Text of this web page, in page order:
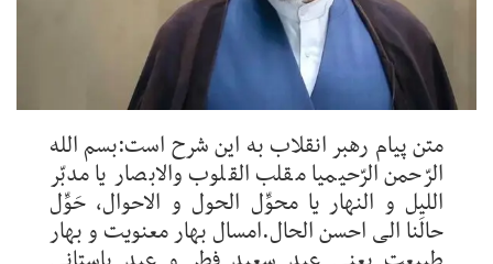
متن پیام رهبر انقلاب به این شرح است:بسم الله الرّحمن الرّحیمیا مقلب القلوب والابصار یا مدبّر اللیل و النهار یا محوِّل الحول و الاحوال، حَوِّل حالَنا الی احسن الحال.امسال بهار معنویت و بهار طبیعت یعنی عید سعید فطر و عید باستانی نوروز با یکدیگر تقارن پیدا کرده که این دو عید مذهبی و ملی را به یکایک آحاد ملت تبریک میگویم و خصوص عید سعید فطر را به همه مسلمین جهان تهنیت میگویم. همچنین لازم است بمناسبت پیروزیهای چشمگیر رزمندگان اسلام به همگان تبریک عرض کنم و به همه خانواده‌ها و بازماندگان شهدای والامقام جنگ تحمیلی دوم و کودتای دی‌ ماه و جنگ تحمیلی سوم و شهداء امنیت و مرزبانی و سربازان گمنام شهید، مراتب تسلیت و همدردی خود را ابراز نمایم.بمناسبت فرارسیدن سال شمسی ۱۴۰۵ عرائضی دارم که ذیلاً مطرح می‌نمایم.ابتدائاً مروری مختصر بر بعض وقایع مهم سال گذشته خواهم داشت. در سال گذشته مردم عزیز ما سه جنگ نظامی، امنیتی را تجربه کردند. جنگ اول، جنگ خرداد ماه بود که دشمن صهیونی با کمک خاص آمریکا و در بین مذاکرات، با تهاجمی ناجوانمردانه بعضی از بهترین سرداران و دانشمندان برجسته کشور و در ادامه حدود ۱۰۰۰ نفر از هموطنان ما را به شهادت رسانید. دشمن بخاطر اشتباه فاحش محاسباتی گمان میکرد که بعد از یک یا دو روز، این مردم خواهند بود که نظام اسلامی را سرنگون میسازند. ولی با هوشیاری شما مردم و رشادتهای بی‌نظیر رزمندگان اسلام و فداکاریهای فراوان، خیلی زود آثار بیچارگی و مَسکنَت در او ظاهر شد و با واسطه‌تراشی و اقدام به ترک مخاصمه، بنوعی خود را از لبه پرتگاه نجات داد.جنگ دوم، کودتای دی ماه بود که آمریکا و نظام صهیونی به تصور اینکه مردم ایران در اثر مشکلات اقتصادی تحمیل شده، نظر دشمن را عملی مینمایند، با استفاده از مزدوران خود فجایع بیشماری را رقم زدند و عده بیشتری از هموطنان عزیزمان نسبت به جنگ سابق را به شهادت رسانیده و خساراتی فراوان وارد کردند.جنگ سوم، جنگی است که اکنون در میانه آن هستیم که در اولین روز آن پدر مهربان امت، رهبر عظیم‌القدرمان اعلی الله مقامه ‌الشریف را در حالیکه با اشتیاق فراوان در رأس قافله‌ای از شهیدان در سفری آسمانی بسوی جایگاهی می‌شتافت که برایش در سایه رحمت الهی و قرب انوار طیّبه و در عِداد‌ صدیقین و شهداء در نظر گرفته شده بود، با چشمانی اشکبار و قلوبی محزون و شکسته بدرقه کردیم. همچنین از همان روز به بعد بتدریج شهداء دیگر این جنگ از جمله نونهالان مدرسه شجره طیبه میناب و ستارگان دلیر و مظلوم ناوشکن دنا و فرماندهان و رزمندگان شهید سپاه و ارتش و فراجا و بسیج و سربازان گمنام و مرزبانان دلیر و سائر آحاد ملت از خردسال و بزرگسال هم که در کاروانی از جنس نور از مقابل ما عبور کردند را با حسرت فراوان بدرقه نمودیم. این جنگ، بعد از ناامیدی دشمن از حرکت مردمی چشمگیر بنفع خودش، و با این توهم صورت گرفت که اگر رأس نظام و عده‌ای از مؤثرین نظامی را بشهادت برساند، در شما مردم عزیزمان ترس و یأس ایجاد کرده، موجب ترک عرصه از سوی شما شده و از این طریق رویای تسلط بر ایران و سپس تجزیه آن را تحقق خواهد بخشید. ولی شما در این ماه مبارک، صیام را با جهاد توأم کرده و خطّ دفاعی گسترده‌ای به وسعت کشور و سنگرهائی مستحکم به تعداد میادین و محلّات و مساجد آن فراهم کردید و اینطور ضربه‌ای گیج‌کننده به او وارد ساختید؛ بطوریکه به گفتن کلمات متناقض و یاوه‌گوئی‌های متعددی که علامت عدم هوشیاری و وجود ضعف ادراکی است، افتاد.شما قبلاً در ۲۲ دی کودتا را سرکوب کردید و در ۲۲ بهمن بار دیگر ضدّیت خود با استکبار جهانی، و خستگی‌ناپذیری خود را نشان دادید و در ۲۲ اسفند که مصادف با روز قدس بود با زدن این ضربه به او فهمانیدید که سر و کارش فقط با موشک و پهپاد و اژدر و امور نظامی نیست؛ خط مقدم ایران خیلی بزرگتر از ذهنیت حقیر و کوچک او است. بنده جا دارد در همین جا از تک تک مردم عزیز بخاطر خلق این حماسه عظیم تشکر کنم؛ همچنین از رئیس‌جمهور شجاع، صادق و مردمی و مسئولین دیگری که در این مراسم، بی‌آلایش و تشریفات در بین مردم حاضر بودند. این قِسم کار و تظاهر به آن فی‌نفسه می‌تواند امری بسیار مُستَحسَن باشد که انسجام بین ملت و حکمرانان را هر چه بیشتر قوت می‌بخشد. در حال حاضر در اثر وحدت عجیبی که بین شما هموطنان با همه تفاوت خاستگاههای مذهبی، فکری، فرهنگی و سیاسی ایجاد شده، در دشمن شکستگی بوجود آمده است. این را باید نعمتی خاص از ناحیه حضرت حق جلّ‌ و علا دانست و بسیار بر آن با زبان و در دل و هم در مقام عمل، شکر بجا آورد. یکی از قواعد تخلف‌ناپذیر این است که هرگاه نعمتی مورد شکر قرار گیرد، به تناسب مقدار شکر، ریشه‌اش استوارتر شده یا ارتقاء می‌یابد و عنایات بیشتری روانه فرد شاکر میگردد. آنچه فعلاً در مقام اقدام به شکر عملی لازم است، این است که ما این نعمت عظمی را صرفاً رحمتی از ناحیه حضرت حق جلّ و علا بدانیم و تا حد ممکن از آن خوب استفاده کنیم. اینطور حتماً این انسجام بیشتر و پولادین‌تر شده و دشمنانتان خوار و خفیفتر خواهند شد. اینها مروری بود بر بعضی وقایع مهم سال ۱۴۰۴.اما حال که در آستانه سال ۱۴۰۵ قرار گرفته‌ایم، با چند چیز مواجه هستیم. یکی این است که میهمان عزیزمان ماه مبارک رمضان ۱۴۴۷ را برای همیشه وداع میگوئیم. ماهی که در لیله‌القدر آن دلهایتان متوجه عالم بالا شد و خداوند مهربان را صدا زدید و آنحضرت هم نظر مرحمتشان را متوجه شما کردند. شما از سرورمان عجل‌ الله تعالی ‌فرجه‌ الشریف و خدایش، فتح و ظفر و عافیت و انواع نِعَم را خواستید و لابد با سابقه عنایتی که همیشه به این نظام و این ملت بوده، انشاءالله یا عین آنچه سؤال قلبی شما بوده یا بهتر از آن را دریافت خواهید کرد. همزمان با این وداع که هر چه معرفت انسانها بیشتر باشد، تلخ‌تر و اندوه‌ بارتر خواهد بود، هلال سعید و پُر یُمن شوال‌المکّرم را در آغوش گرم خود می‌فشاریم و با خوف و رجاء منتظر عیدی حضرت حق تبارک و تعالی هستیم. امیدوارم پس از آن حضورهای وظیفه‌شناسانه شبانه و روزانه شما ملت عزیز و خلق حماسه روز قدس، حق‌تعالی جز با کرَم و حِلم و عفو و لطف عَمیم خود که ما و شما با آن خو گرفته‌ایم با ما رفتار نفرمایند و بخصوص امیدواریم بزودی با بشارت گشایش کلی در امر ظهور عامّ سرورمان حضرت ولی‌الله الاعظم، قلب مبارک آنجناب را پر از سُرور فرمایند که از قِبَل آن، انواع برکات بر اهل دنیا نازل خواهد شد بِمَنِّه و کرمه.دیگر چیزی که با آن مواجه هستیم مناسبت مهم عید باستانی نوروز است. عیدی که ارمغانی از طبیعت از جنس نو شدن و طراوت و زندگی را با خود همراه دارد و مناسبت تامّی با شادی و خرّمی دارد.از سوئی برای عموم مردم این اولین سالی است که رهبر شهیدمان و سائر شهداء والامقام در بین ما نیستند. بخصوص قلوب خانواده‌ها و بازماندگان شهداء، داغدار عزیزانشان است. در عین حال بنده به سهم خود و بعنوان یک شهروند ساده که چند شهید در دائره‌ اطراف خود دارم، تصور میکنم ما درعین اینکه لباس عزا بر تن داریم و قلوبمان آشیانه غم و اندوه برای عموم شهیدان است، اما خیلی خوشحال میشویم که در این ایام، نوعروسان و نودامادهای ما به خانه بخت بروند و انشاءالله دعای رهبر شهیدمان و سائر شهداء بزرگوار این جنگ، بدرقه راه این عزیزان باشد و توصیه میکنم که عموم مردم دید و بازدیدهای معمول این ایام را البته با حفظ احترام به بازماندگان شهداء و رعایت حال ایشان داشته باشند؛ و ای بسا مردم هر محله‌ای در صورتیکه هماهنگی لازم بعمل آید و ممکن شود دیدارهای سال نو خود را با تکریم شهداء همان محل آغاز نمایند. البته مدتی که دولت محترم برای مصیبت شهادت رهبر عزیزمان مقرر کردند به جای خود باقی است و رعایت و حفظ آن، ضلعی از عظمت این نظام و کشور تلقّی میشود.بعد از این کلمات عرائض مختصر دیگری هست.اولاً باید از کسانی که در این روزها در کنار حضور در میادین و محلات و مساجد با تلاش مضاعف نقش اجتماعی خود را پررنگ‌تر می‌نمایند بطور خاص تشکر کنم. از جمله بعضی واحدهای تولیدی اعم از دولتی و خصوصی و از جمله بعضی اصناف خدماتی و بخصوص افرادی که صرفاً انواع خدمات مفید را بدون اینکه شغلشان اقتضاء کند، بطور رایگان به مردم ارائه میکنند و الحمدلله به وُفور از این نوع وجود دارد.ثانیاً یک مسیر دشمن، عملیات رسانه‌ای او است که در این ایام بطور خاص با نشانه‌گیری ذهن و روان آحادی از مردم قصد خدشه در وحدت ملّی و به تبَع در امنیت ملی را دارد. ما باید مواظب باشیم تا مبادا در اثر سهل‌انگاری و بدست خود ما این قصد شوم تحقق یابد. از این رو توصیه‌ام به رسانه‌های داخلی کشورمان با همه تفاوتهای فکری، سیاسی و فرهنگی که ممکن است داشته باشند این است که از پرداختن به نقاط ضعف بطور جدی خودداری کنند. در غیر اینصورت امکان وصول دشمن به مقصودش وجود دارد.ثالثاً یک روزنه امید دشمن، بهره‌گیری از ضعفهای اقتصادی و مدیریتی است که از دیرباز شکل گرفته است. رهبر شهیدمان اعلی‌الله مقامه در سالهای مختلفی محور اصلی و شعار سال را متوجه امر اقتصاد کرده بودند. بنظر قاصر این حقیر هم تأمین معیشت مردم و ارتقاء زیرساختهای زیستی و رفاهی و تولید ثروت برای عموم مردم نکته کانونی و نوعی دفاع و بلکه پیشروی چشمگیر در مقابل جنگ اقتصادی که دشمن براه انداخته تلقی شود. از توفیقات بنده امکان شنیدن سخنان مردم عزیز از انواع طبقات اجتماعی بوده است. از جمله در بازه‌ای زمانی، با هیئتی ناشناس با شما در تاکسی که به درخواست خودم تهیه شده بود در خیابانهای تهران همسفر میشدم و به سخنانتان گوش فرا میدادم و این نوع نمونه‌گیری را از خیلی از نظرسنجی‌ها برتر میدانستم. برداشت بنده در خیلی موارد موافق کلمات شما که معمولاً بشکل انتقادات مختلف مربوط به جهات اقتصادی و مدیریتی بیان میشد، بود. در این ضمن خیلی چیزها از شما فرا گرفتم و همچنان بدنبال یادگیریهای جدید هستم. از جمله در همین ایام قبل و بعد از ۱۹ رمضان المبارک باز هم از افراد مختلفی از شما که در میادین حضور داشتید مواردی را آموختم. امیدوارم از این نعمت محروم نشوم. در پی این آموختن‌ها و شنیدن‌ها و سائر مطالعات، تلاشی به عمل آمده که نسخه علاجی کارساز و کارشناسی‌شده تدوین شود که تا حد ممکن جامع‌الاطراف بوده باشد که بحمدالله تا حد قابل قبولی این مطلب تحقق پیدا کرده و بزودی آماده عمل توسط مسئولین عالی همّت با همکاری همه آحاد ملت خواهد بود، انشاءالله تعالی. و در آخر این قسمت با تأسی به رهبر عظیم‌الشأن شهید، شعار امسال را «اقتصاد مقاومتی در سایه وحدت ملی و امنیت ملی» اعلام میدارم.رابعاً و آخراً آنچه بنده در بیانیه نخستین در مورد دیدگاه و سیاست نظام در باب مراوده با کشورهای همسایه ذکر کرده‌ام، امری جدی و واقعی است. ما جُدا از عنصر همسایگی، عناصر معنوی دیگری که در صدر همه اشتراک در تدین به دین مبین اسلام است و همچنین وجود مَشاهد مشرفه و اماکن مقدسه در بعضی از آن و حضور ایرانیانِ زیادی بعنوان ساکن و شاغل در بعضی دیگر و قومیت مشترک یا همزبانی یا منافع راهبردی مشترک بخصوص در مقابل جبهه استکبار در بعضی دیگر که هر یک به تنهایی در جای خود میتواند تحکیم‌کننده روابط حسنه باشد، را سراغ داریم. از جمله همسایگان شرقی خود را خیلی بخود نزدیک میدانیم. بنده از دیرباز در مورد پاکستان میدانستم که کشوری است که مورد علاقه خاص رهبر شهیدمان بود که نمونه‌اش در بغض گلوی ایشان در خطبه‌های نماز بخاطر سیل ویرانگری که جان مردم هم‌کیش ما را در آنجا تهدید می‌کرد ظاهر شد. و بنده هم بدلائل مختلف همیشه همینطور فکر میکردم و از ابراز آن در جلسات مختلف خودداری نمی‌کردم. در همین‌جا میخواهم تقاضا کنم که دو کشور برادرمان یعنی افغانستان و پاکستان باید برای رضای الهی و عدم شَقّ عصای مسلمین هم که شده روابط بهتری با هم برقرار سازند و بنده به سهم خود حاضر به اقدامات لازمه هستم.همچنین متذکر میشوم حملاتی که در ترکیه و عمان که هر دو با ما روابط مناسبی دارند، علیه بعضی از نقاط این کشورها صورت گرفته به هیچ‌وجه از س